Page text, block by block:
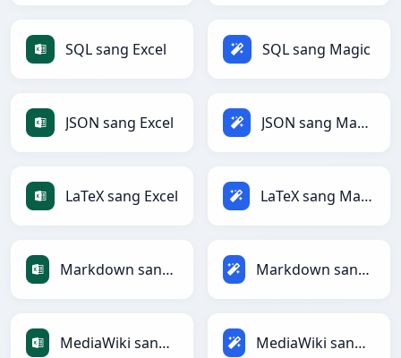
SQL sang Excel SQL sang Magic
JSON sang Excel JSON sang Magic
LaTeX sang Excel LaTeX sang Magic
Markdown sang Excel Markdown sang Magic
MediaWiki sang Excel MediaWiki sang Magic